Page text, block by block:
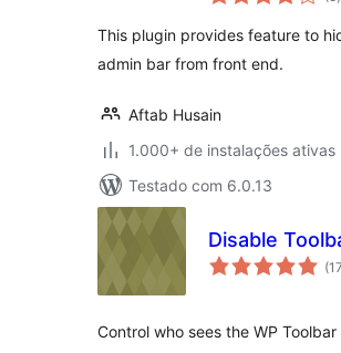
This plugin provides feature to
admin bar from front end.
Aftab Husain
1.000+ de instalações ativas
Testado com 6.0.13
Disable
(17
Control who sees the WP Toolbar